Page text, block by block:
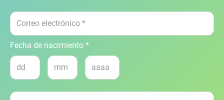
Fecha de nacimiento *